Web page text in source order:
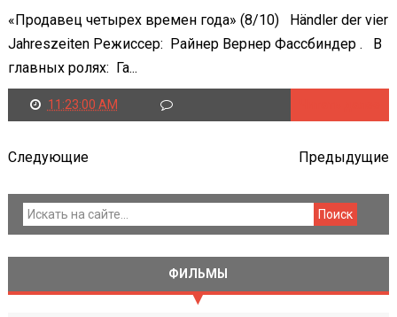
«Продавец четырех времен года» (8/10) Händler der vier
Jahreszeiten Режиссер: Райнер Вернер Фассбиндер . В
главных ролях: Га...
11:23:00 AM
Следующие Предыдущие
ФИЛЬМЫ